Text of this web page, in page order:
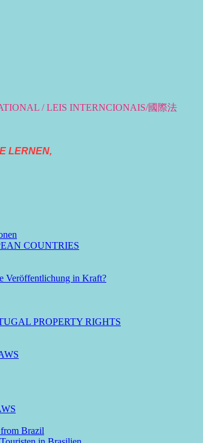
/ LEIS INTERNCIONAIS/國際法
LERNEN,
COUNTRIES
Veröffentlichung in Kraft?
PROPERTY RIGHTS
Brazil